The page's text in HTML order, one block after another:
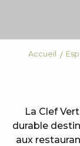
Accueil
La Clef
durable
aux